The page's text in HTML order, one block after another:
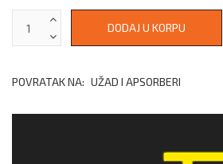
POVRATAK NA: UŽAD I APSORBERI